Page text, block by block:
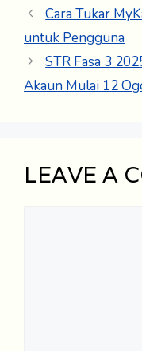
Cara Tukar
untuk Pengguna
STR Fasa 3
Akaun Mulai 12
LEAVE A